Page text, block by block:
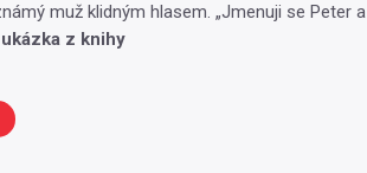
muž klidným hlasem. „Jmenuji se Peter a
ukázka z knihy